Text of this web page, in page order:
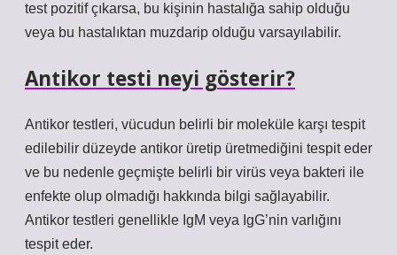
test pozitif çıkarsa, bu kişinin hastalığa sahip olduğu
veya bu hastalıktan muzdarip olduğu varsayılabilir.
Antikor testi neyi gösterir?
Antikor testleri, vücudun belirli bir moleküle karşı tespit
edilebilir düzeyde antikor üretip üretmediğini tespit eder
ve bu nedenle geçmişte belirli bir virüs veya bakteri ile
enfekte olup olmadığı hakkında bilgi sağlayabilir.
Antikor testleri genellikle IgM veya IgG’nin varlığını
tespit eder.